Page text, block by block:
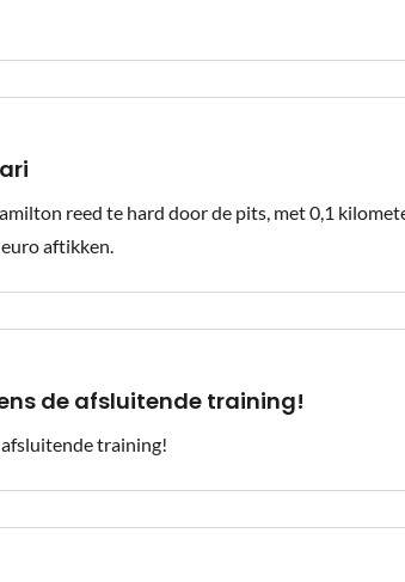
reed te hard door de pits, met 0,1
aftikken.
de afsluitende training!